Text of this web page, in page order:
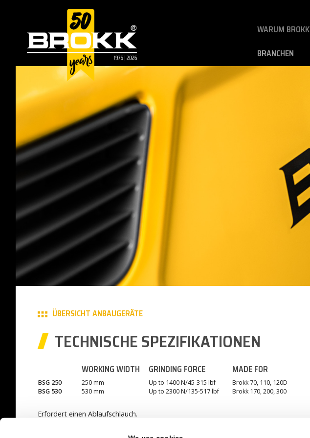
WARUM BROKK
BRANCHEN
ÜBERSICHT ANBAUGERÄTE
TECHNISCHE SPEZIFIKATIONEN
WORKING WIDTH GRINDING FORCE MADE FOR
BSG 250 250 mm Up to 1400 N/45-315 lbf
Brokk 70, 110, 120D
BSG 530
530 mm Up to 2300 N/135-517 lbf Brokk 170, 200, 300
Erfordert einen Ablaufschlauch.